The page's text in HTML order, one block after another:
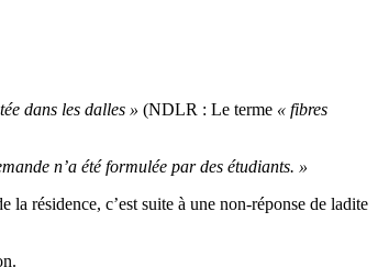
dans les dalles » (NDLR : Le terme « fibres
n’a été formulée par des étudiants. »
résidence, c’est suite à une non-réponse de ladite